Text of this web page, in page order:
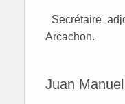
Secrétaire
Arcachon.
Juan